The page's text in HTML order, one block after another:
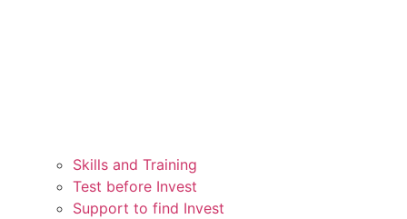
Skills and Training
Test before Invest
Support to find Invest